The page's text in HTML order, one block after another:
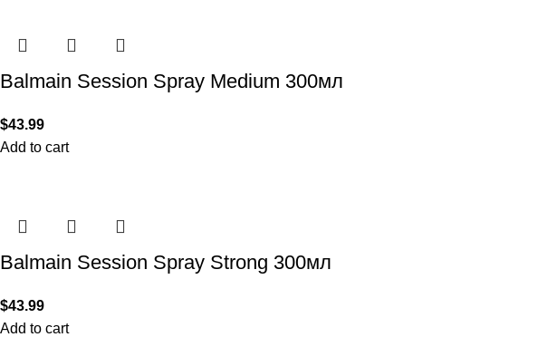
Balmain Session Spray Medium 300мл
$43.99
Add to cart
Balmain Session Spray Strong 300мл
$43.99
Add to cart